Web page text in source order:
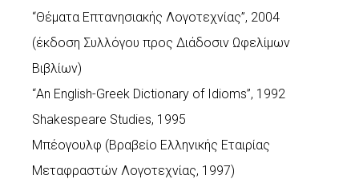
“Θέματα Επτανησιακής Λογοτεχνίας”, 2004
(έκδοση Συλλόγου προς Διάδοσιν Ωφελίμων
Βιβλίων)
“An English-Greek Dictionary of Idioms”, 1992
Shakespeare Studies, 1995
Μπέογουλφ (Βραβείο Ελληνικής Εταιρίας
Μεταφραστών Λογοτεχνίας, 1997)